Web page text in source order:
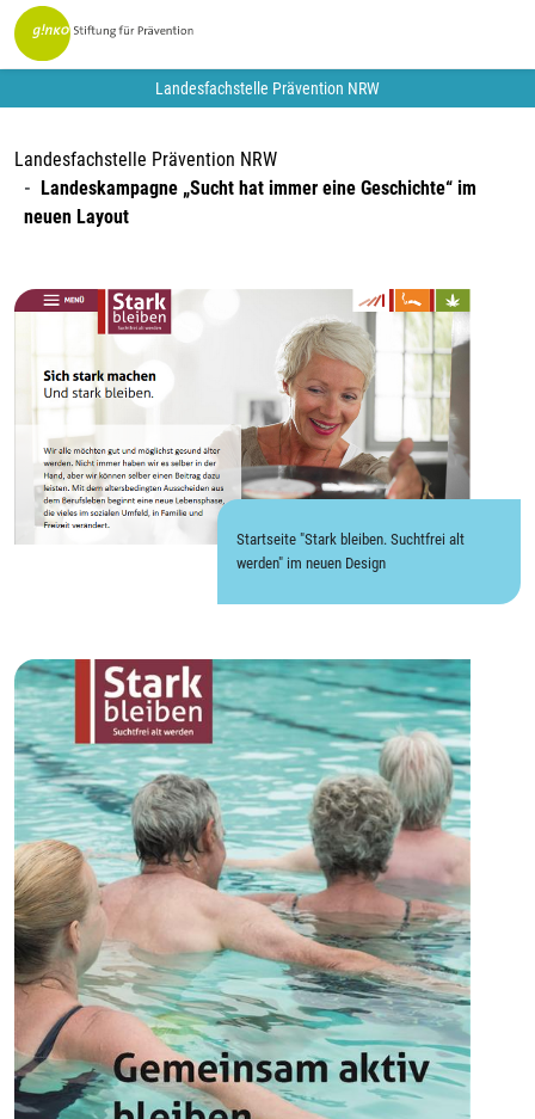
Landesfachstelle Prävention NRW
Landesfachstelle Prävention NRW
Landeskampagne „Sucht hat immer eine Geschichte“ im
neuen Layout
Startseite "Stark bleiben. Suchtfrei alt
werden" im neuen Design